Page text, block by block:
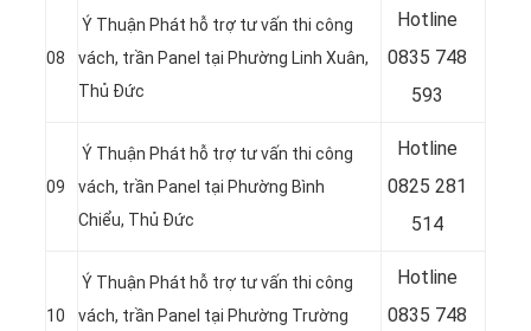
08
Ý Thuận Phát hỗ trợ tư vấn thi công
vách, trần Panel tại Phường Linh Xuân,
Thủ Đức
Hotline
0835 748
593
09
Ý Thuận Phát hỗ trợ tư vấn thi công
vách, trần Panel tại Phường Bình
Chiểu, Thủ Đức
Hotline
0825 281
514
10
Ý Thuận Phát hỗ trợ tư vấn thi công
vách, trần Panel tại Phường Trường
Hotline
0835 748